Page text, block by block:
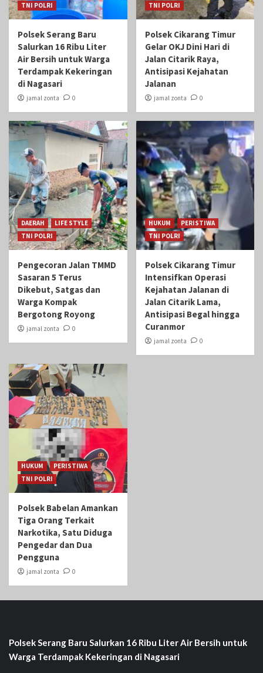
TNI POLRI
Polsek Serang Baru
Salurkan 16 Ribu Liter
Air Bersih untuk Warga
Terdampak Kekeringan
di Nagasari
jamal zonta 0
TNI POLRI
Polsek Cikarang Timur
Gelar OKJ Dini Hari di
Jalan Citarik Raya,
Antisipasi Kejahatan
Jalanan
jamal zonta 0
DAERAH
LIFE STYLE
TNI POLRI
Pengecoran Jalan TMMD
Sasaran 5 Terus
Dikebut, Satgas dan
Warga Kompak
Bergotong Royong
jamal zonta 0
HUKUM
PERISTIWA
TNI POLRI
Polsek Cikarang Timur
Intensifkan Operasi
Kejahatan Jalanan di
Jalan Citarik Lama,
Antisipasi Begal hingga
Curanmor
jamal zonta 0
HUKUM
PERISTIWA
TNI POLRI
Polsek Babelan Amankan
Tiga Orang Terkait
Narkotika, Satu Diduga
Pengedar dan Dua
Pengguna
jamal zonta 0
Polsek Serang Baru Salurkan 16 Ribu Liter Air Bersih untuk
Warga Terdampak Kekeringan di Nagasari